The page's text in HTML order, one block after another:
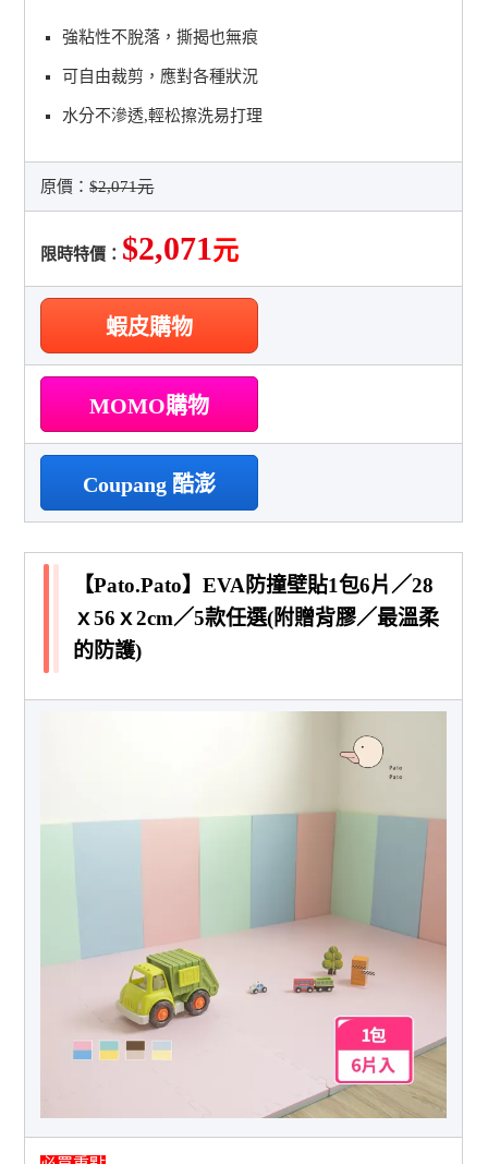
強粘性不脫落，撕揭也無痕
可自由裁剪，應對各種狀況
水分不滲透,輕松擦洗易打理
原價：$2,071元
限時特價： $2,071元
蝦皮購物
MOMO購物
Coupang 酷澎
【Pato.Pato】EVA防撞壁貼1包6片／28
ｘ56ｘ2cm／5款任選(附贈背膠／最溫柔
的防護)